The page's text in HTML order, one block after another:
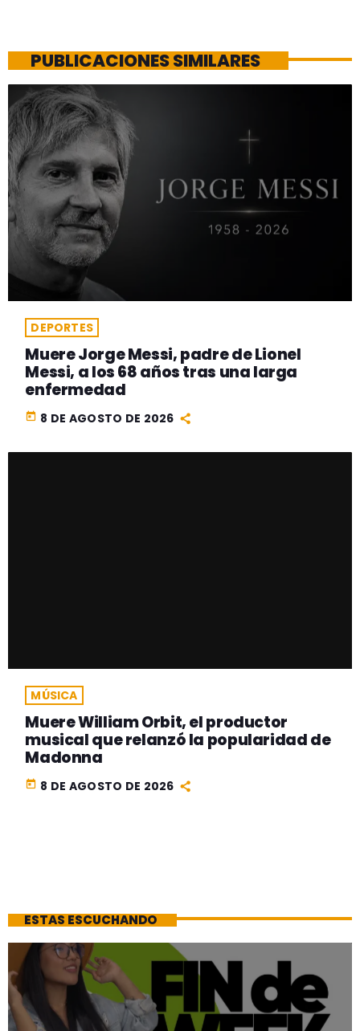
PUBLICACIONES SIMILARES
DEPORTES
Muere Jorge Messi, padre de Lionel
Messi, a los 68 años tras una larga
enfermedad
today 8 DE AGOSTO DE 2026
MÚSICA
Muere William Orbit, el productor
musical que relanzó la popularidad de
Madonna
today 8 DE AGOSTO DE 2026
ESTAS ESCUCHANDO